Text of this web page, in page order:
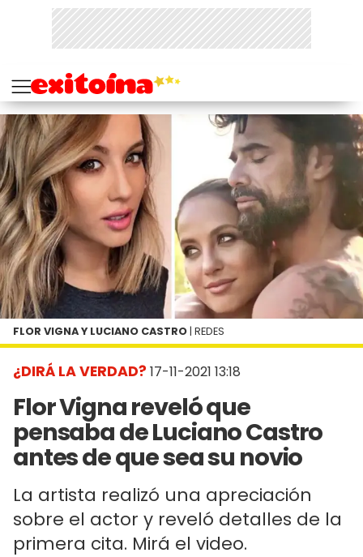
¿DIRÁ LA VERDAD? 17-11-2021 13:18
Flor Vigna reveló que
pensaba de Luciano Castro
antes de que sea su novio
La artista realizó una apreciación
sobre el actor y reveló detalles de la
primera cita. Mirá el video.
FLOR VIGNA Y LUCIANO CASTRO | REDES